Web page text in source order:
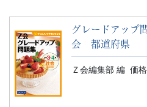
グレードアッ
会 都道府県
Ｚ会編集部 編 価格